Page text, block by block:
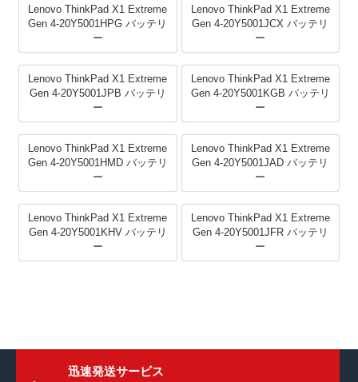
Lenovo ThinkPad X1 Extreme
Gen 4-20Y5001HPG バッテリ
ー
Lenovo ThinkPad X1 Extreme
Gen 4-20Y5001JCX バッテリ
ー
Lenovo ThinkPad X1 Extreme
Gen 4-20Y5001JPB バッテリ
ー
Lenovo ThinkPad X1 Extreme
Gen 4-20Y5001KGB バッテリ
ー
Lenovo ThinkPad X1 Extreme
Gen 4-20Y5001HMD バッテリ
ー
Lenovo ThinkPad X1 Extreme
Gen 4-20Y5001JAD バッテリ
ー
Lenovo ThinkPad X1 Extreme
Gen 4-20Y5001KHV バッテリ
ー
Lenovo ThinkPad X1 Extreme
Gen 4-20Y5001JFR バッテリ
ー
迅速発送サービス